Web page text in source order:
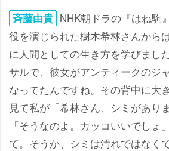
斉藤由貴 NHK朝ドラの『はね駒
役を演じられた樹木希林さんから
に人間としての生き方を学びまし
サルで、彼女がアンティークのジ
なってたんですね。その背中に大
見て私が「希林さん、シミがあり
「そうなのよ。カッコいいでしょ
て。そうか、シミは汚れではなく